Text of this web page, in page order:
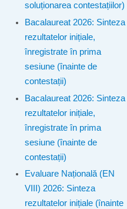
soluționarea contestațiilor)
Bacalaureat 2026: Sinteza
rezultatelor inițiale,
înregistrate în prima
sesiune (înainte de
contestații)
Bacalaureat 2026: Sinteza
rezultatelor inițiale,
înregistrate în prima
sesiune (înainte de
contestații)
Evaluare Națională (EN
VIII) 2026: Sinteza
rezultatelor inițiale (înainte